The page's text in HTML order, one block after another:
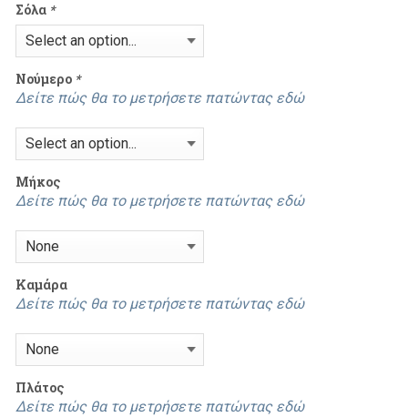
Σόλα *
Νούμερο *
Δείτε πώς θα το μετρήσετε πατώντας εδώ
Μήκος
Δείτε πώς θα το μετρήσετε πατώντας εδώ
Καμάρα
Δείτε πώς θα το μετρήσετε πατώντας εδώ
Πλάτος
Δείτε πώς θα το μετρήσετε πατώντας εδώ